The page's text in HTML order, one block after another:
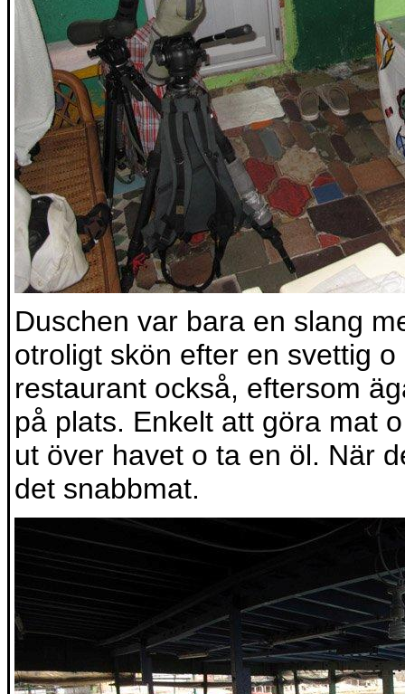
Duschen var bara en slang
otroligt skön efter en svettig
restaurant också, eftersom
på plats. Enkelt att göra mat
ut över havet o ta en öl. När
det snabbmat.